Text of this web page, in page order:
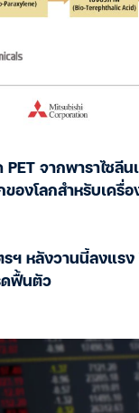
PET จากพาราไซลี
องโลกสำหรับเครื่อ
รฯ หลังวานนี้ลงแรง
ดฟื้นตัว